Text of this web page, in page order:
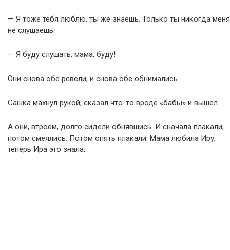
— Я тоже тебя люблю, ты же знаешь. Только ты никогда меня
не слушаешь.
— Я буду слушать, мама, буду!
Они снова обе ревели, и снова обе обнимались.
Сашка махнул рукой, сказал что-то вроде «бабы» и вышел.
А они, втроем, долго сидели обнявшись. И сначала плакали,
потом смеялись. Потом опять плакали. Мама любила Иру,
теперь Ира это знала.